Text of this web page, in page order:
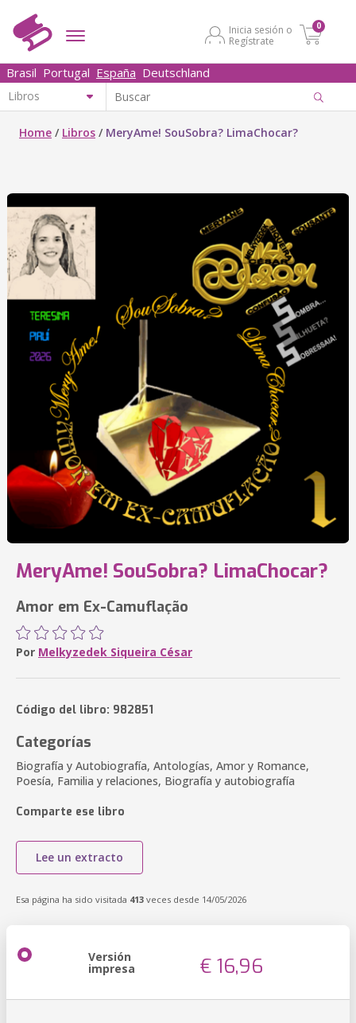
Inicia sesión o
Regístrate
0
Brasil Portugal España Deutschland
Home / Libros / MeryAme! SouSobra? LimaChocar?
MeryAme! SouSobra? LimaChocar?
Amor em Ex-Camuflação
Por Melkyzedek Siqueira César
Código del libro: 982851
Categorías
Biografía y Autobiografía, Antologías, Amor y Romance,
Poesía, Familia y relaciones, Biografía y autobiografía
Comparte ese libro
Lee un extracto
Esa página ha sido visitada 413 veces desde 14/05/2026
Versión
impresa € 16,96